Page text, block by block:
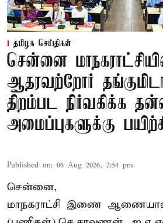
தமிழக செய்திகள்
சென்னை
ஆதரவற்றோர்
திறம்பட நிர்வகிக்க
அமைப்புகளுக்கு
Published on: 06 Aug 2026, 2:54 pm
சென்னை,
மாநகராட்சி இணை